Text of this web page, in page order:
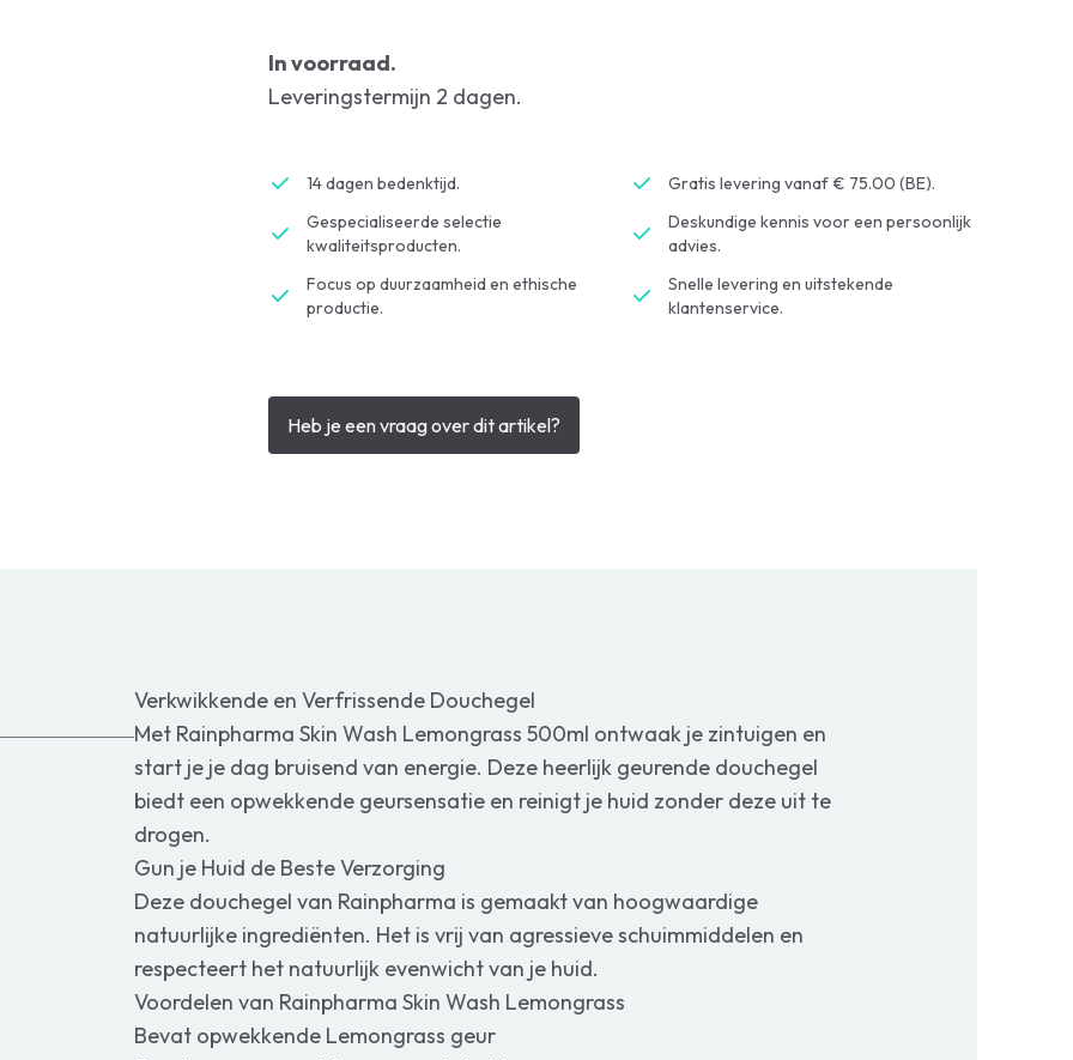
In voorraad.
Leveringstermijn 2 dagen.
14 dagen bedenktijd.
Gratis levering vanaf € 75.00 (BE).
Gespecialiseerde selectie
kwaliteitsproducten.
Deskundige kennis voor een persoonlijk
advies.
Focus op duurzaamheid en ethische
productie.
Snelle levering en uitstekende
klantenservice.
Heb je een vraag over dit artikel?
Verkwikkende en Verfrissende Douchegel
Met Rainpharma Skin Wash Lemongrass 500ml ontwaak je zintuigen en
start je je dag bruisend van energie. Deze heerlijk geurende douchegel
biedt een opwekkende geursensatie en reinigt je huid zonder deze uit te
drogen.
Gun je Huid de Beste Verzorging
Deze douchegel van Rainpharma is gemaakt van hoogwaardige
natuurlijke ingrediënten. Het is vrij van agressieve schuimmiddelen en
respecteert het natuurlijk evenwicht van je huid.
Voordelen van Rainpharma Skin Wash Lemongrass
Bevat opwekkende Lemongrass geur